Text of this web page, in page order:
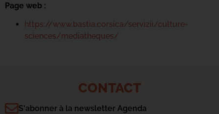
Page web :
https://www.bastia.corsica/servizii/culture-
sciences/mediatheques/
CONTACT
S'abonner à la newsletter Agenda